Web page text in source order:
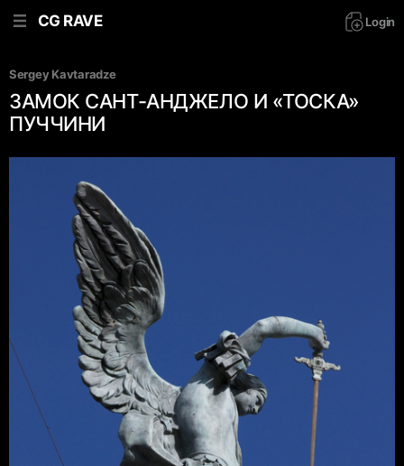
CG RAVE Login
Sergey Kavtaradze
ЗАМОК САНТ-АНДЖЕЛО И «ТОСКА»
ПУЧЧИНИ